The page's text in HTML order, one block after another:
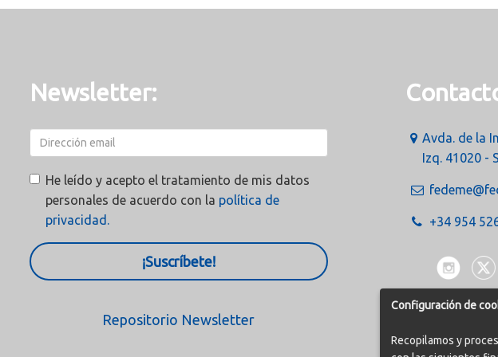
Newsletter:
He leído y acepto el tratamiento de mis datos
personales de acuerdo con la política de
privacidad.
¡Suscríbete!
Repositorio Newsletter
Avda. de la
Izq. 41020 -
+34 954
Configuración de
Recopilamos y